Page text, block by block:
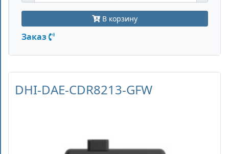
В корзину
Заказ
DHI-DAE-CDR8213-GFW